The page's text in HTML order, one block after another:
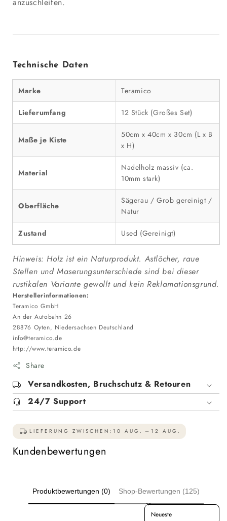
anzuschleifen.
Technische Daten
Marke Teramico
Lieferumfang 12 Stück (Großes Set)
Maße je Kiste
50cm x 40cm x 30cm (L x B
x H)
Material
Nadelholz massiv (ca.
10mm stark)
Oberfläche
Sägerau / Grob gereinigt /
Natur
Zustand Used (Gereinigt)
Hinweis: Holz ist ein Naturprodukt. Astlöcher, raue
Stellen und Maserungsunterschiede sind bei dieser
rustikalen Variante gewollt und kein Reklamationsgrund.
Herstellerinformationen:
Teramico GmbH
An der Autobahn 26
28876 Oyten, Niedersachsen Deutschland
info@teramico.de
http://www.teramico.de
Share
Versandkosten, Bruchschutz & Retouren
24/7 Support
LIEFERUNG ZWISCHEN: 10 AUG. 12 AUG.
Kundenbewertungen
Produktbewertungen (0) Shop-Bewertungen (125)
Sort reviews by